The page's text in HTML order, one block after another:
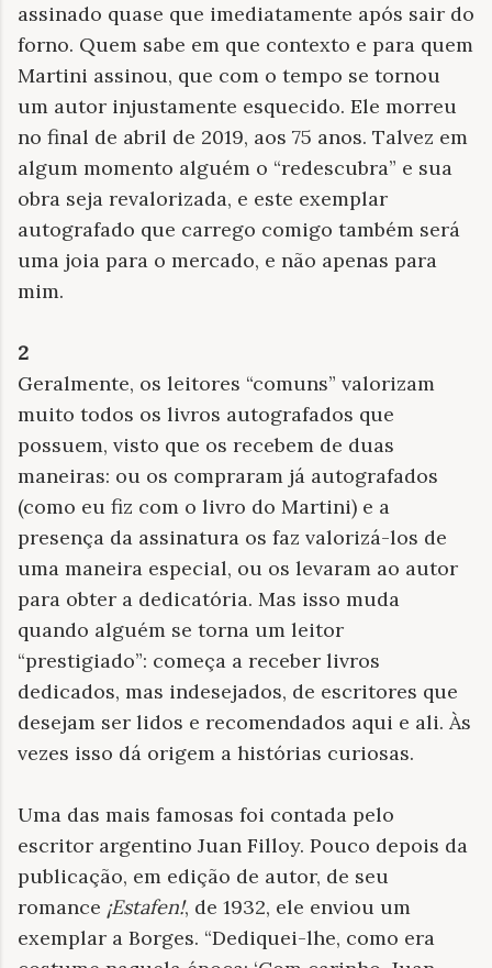
assinado quase que imediatamente após sair do
forno. Quem sabe em que contexto e para quem
Martini assinou, que com o tempo se tornou
um autor injustamente esquecido. Ele morreu
no final de abril de 2019, aos 75 anos. Talvez em
algum momento alguém o “redescubra” e sua
obra seja revalorizada, e este exemplar
autografado que carrego comigo também será
uma joia para o mercado, e não apenas para
mim.
2
Geralmente, os leitores “comuns” valorizam
muito todos os livros autografados que
possuem, visto que os recebem de duas
maneiras: ou os compraram já autografados
(como eu fiz com o livro do Martini) e a
presença da assinatura os faz valorizá-los de
uma maneira especial, ou os levaram ao autor
para obter a dedicatória. Mas isso muda
quando alguém se torna um leitor
“prestigiado”: começa a receber livros
dedicados, mas indesejados, de escritores que
desejam ser lidos e recomendados aqui e ali. Às
vezes isso dá origem a histórias curiosas.
Uma das mais famosas foi contada pelo
escritor argentino Juan Filloy. Pouco depois da
publicação, em edição de autor, de seu
romance ¡Estafen!, de 1932, ele enviou um
exemplar a Borges. “Dediquei-lhe, como era